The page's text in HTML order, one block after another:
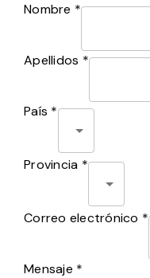
Nombre *
Apellidos *
País *
Provincia *
Correo electrónico *
Mensaje *